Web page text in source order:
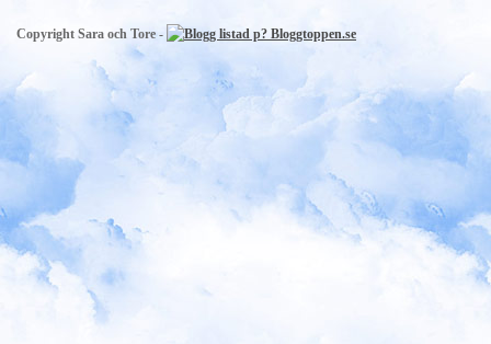
Copyright Sara och Tore -